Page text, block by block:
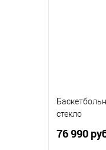
стеклo
76 990